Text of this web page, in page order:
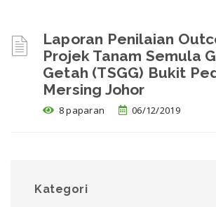
Laporan Penilaian
Projek Tanam Semula
Getah (TSGG) Bukit
Mersing Johor
8 paparan 06/12/2019
Kategori